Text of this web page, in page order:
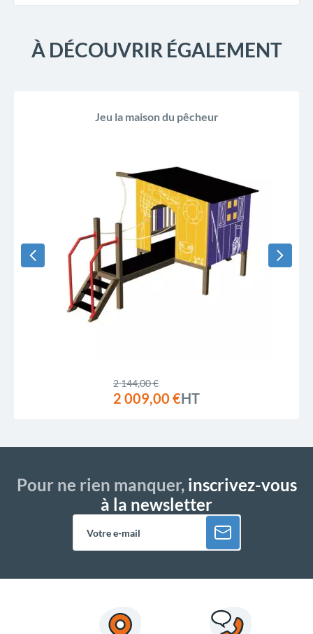
À DÉCOUVRIR ÉGALEMENT
Jeu la maison du pêcheur
2 144,00 €
2 009,00 €HT
Pour ne rien manquer,inscrivez-vous
à la newsletter